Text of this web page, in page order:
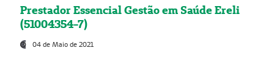
Prestador Essencial Gestão em Saúde Ereli
(51004354-7)
04 de Maio de 2021